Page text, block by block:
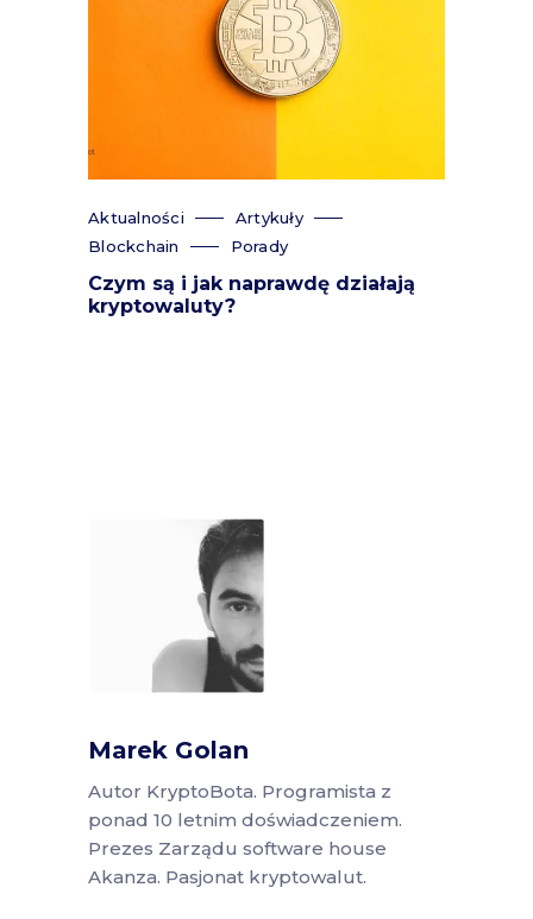
Aktualności
Artykuły
Blockchain
Porady
Czym są i jak naprawdę działają
kryptowaluty?
Marek Golan
Autor KryptoBota. Programista z
ponad 10 letnim doświadczeniem.
Prezes Zarządu software house
Akanza. Pasjonat kryptowalut.